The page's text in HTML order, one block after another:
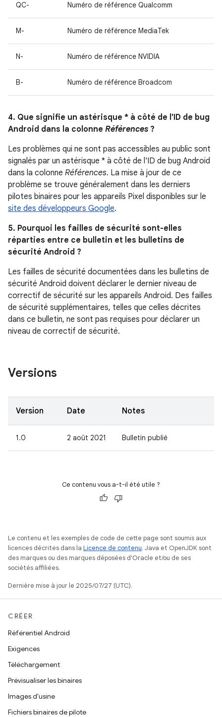
QC- Numéro de référence Qualcomm
M- Numéro de référence MediaTek
N- Numéro de référence NVIDIA
B- Numéro de référence Broadcom
4. Que signifie un astérisque * à côté de l'ID de bug
Android dans la colonne Références ?
Les problèmes qui ne sont pas accessibles au public sont
signalés par un astérisque * à côté de l'ID de bug Android
dans la colonne Références. La mise à jour de ce
problème se trouve généralement dans les derniers
pilotes binaires pour les appareils Pixel disponibles sur le
site des développeurs Google.
5. Pourquoi les failles de sécurité sont-elles
réparties entre ce bulletin et les bulletins de
sécurité Android ?
Les failles de sécurité documentées dans les bulletins de
sécurité Android doivent déclarer le dernier niveau de
correctif de sécurité sur les appareils Android. Des failles
de sécurité supplémentaires, telles que celles décrites
dans ce bulletin, ne sont pas requises pour déclarer un
niveau de correctif de sécurité.
Versions
Version Date Notes
1.0 2 août 2021 Bulletin publié
Ce contenu vous a-t-il été utile ?
Le contenu et les exemples de code de cette page sont soumis aux
licences décrites dans la Licence de contenu. Java et OpenJDK sont
des marques ou des marques déposées d'Oracle et/ou de ses
sociétés affiliées.
Dernière mise à jour le 2025/07/27 (UTC).
CRÉER
Référentiel Android
Exigences
Téléchargement
Prévisualiser les binaires
Images d'usine
Fichiers binaires de pilote